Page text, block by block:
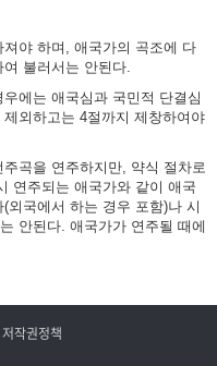
야 하며, 애국가의 곡조에 다
불러서는 안된다.
에는 애국심과 국민적 단결심
외하고는 4절까지 제창하여야
곡을 연주하지만, 약식 절차로
연주되는 애국가와 같이 애국
외국에서 하는 경우 포함)나 시
안된다. 애국가가 연주될 때에
저작권정책